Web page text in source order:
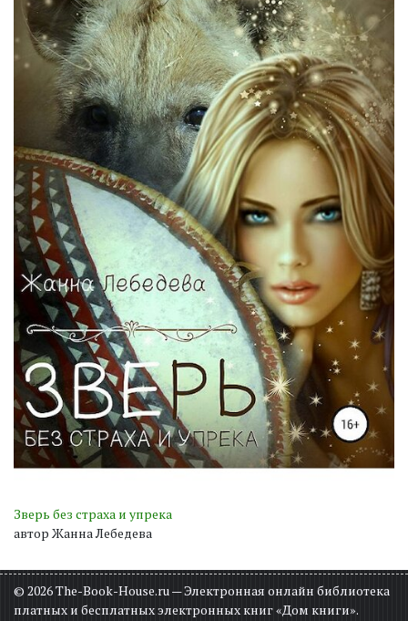
Зверь без страха и упрека
автор Жанна Лебедева
© 2026 The-Book-House.ru — Электронная онлайн библиотека
платных и бесплатных электронных книг «Дом книги».